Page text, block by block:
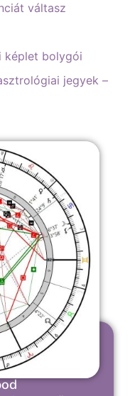
váltasz
képlet bolygói
jegyek –